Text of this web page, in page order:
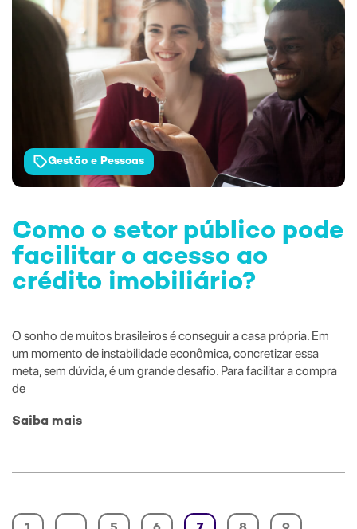
Gestão e Pessoas
Como o setor público pode
facilitar o acesso ao
crédito imobiliário?
O sonho de muitos brasileiros é conseguir a casa própria. Em
um momento de instabilidade econômica, concretizar essa
meta, sem dúvida, é um grande desafio. Para facilitar a compra
de
Saiba mais